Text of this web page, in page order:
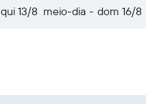
qui 13/8 meio-dia - dom 16/8